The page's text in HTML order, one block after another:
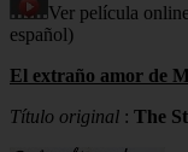
Ver película
español)
El extraño amor de
Título original : The